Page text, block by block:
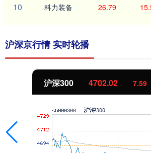
10 科力装备 26.79
沪深京行情 实时轮播
北证50 1122.88 -11.37